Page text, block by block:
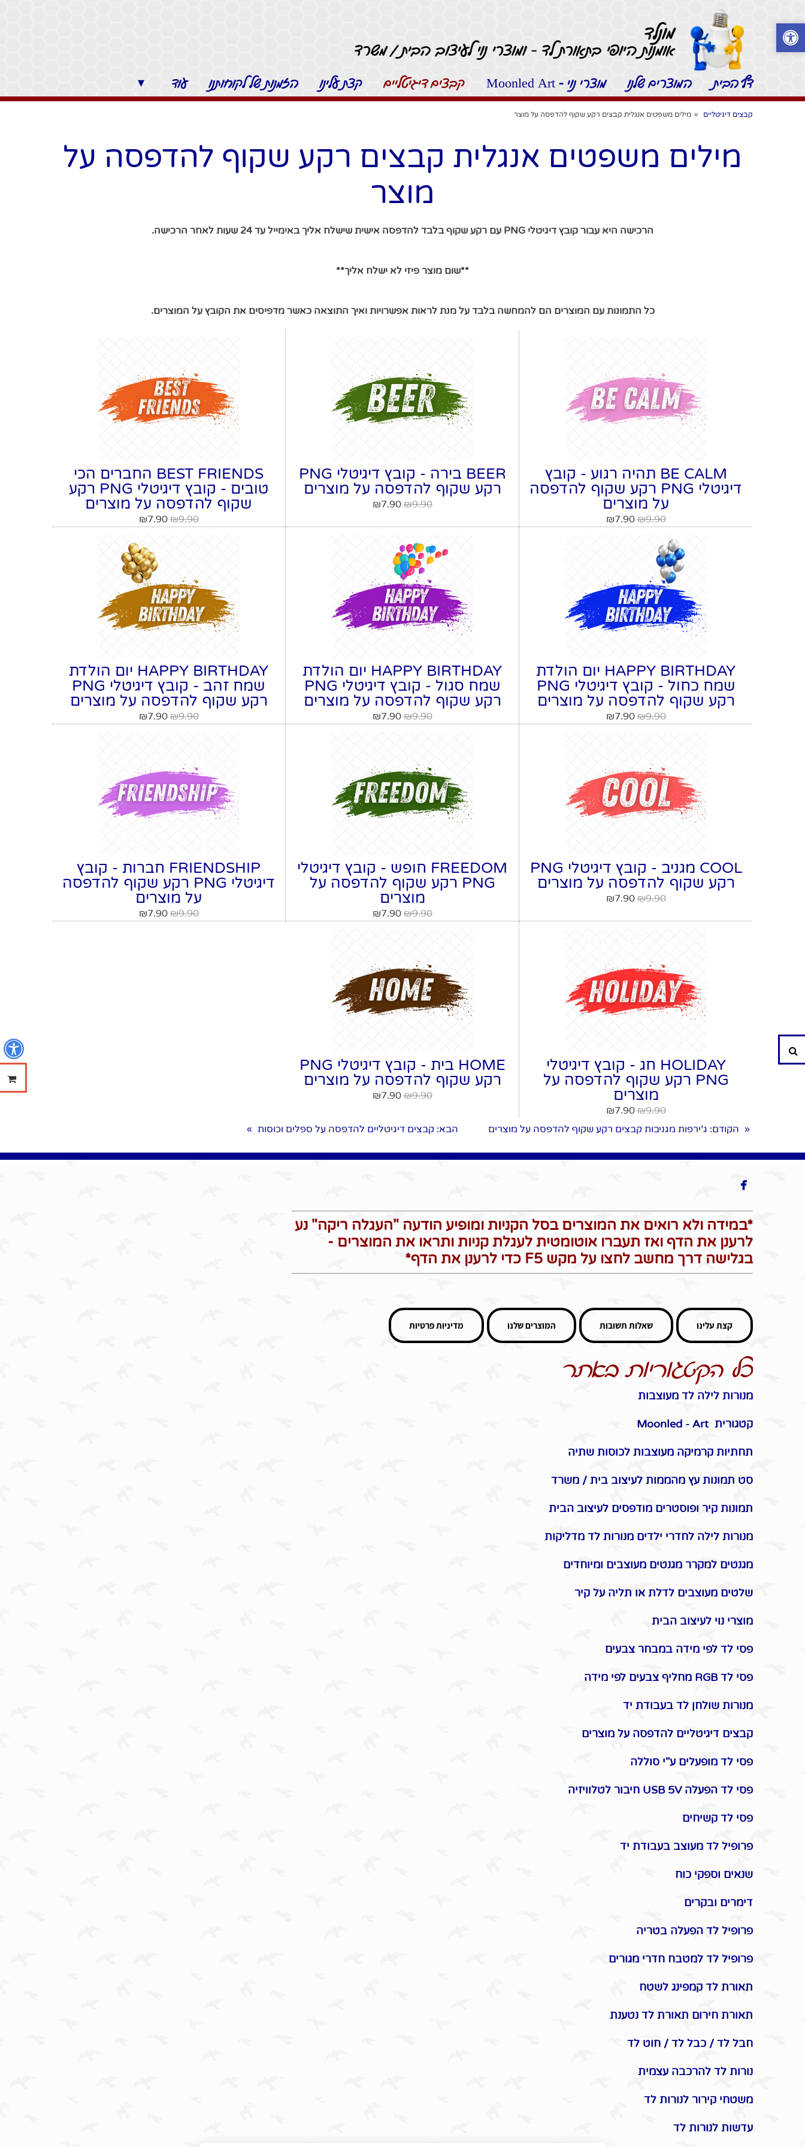
מונלד
אומנות היופי בתאורת לד - ומוצרי נוי לעיצוב הבית / משרד
דף הבית המוצרים שלנו מוצרי נוי - Moonled Art קבצים דיגיטליים קצת עלינו הזמנות של לקוחותנו עוד ▾
קבצים דיגיטליים » מילים משפטים אנגלית קבצים רקע שקוף להדפסה על מוצר
מילים משפטים אנגלית קבצים רקע שקוף להדפסה על
מוצר
הרכישה היא עבור קובץ דיגיטלי PNG עם רקע שקוף בלבד להדפסה אישית שישלח אליך באימייל עד 24 שעות לאחר הרכישה.
**שום מוצר פיזי לא ישלח אליך**
כל התמונות עם המוצרים הם להמחשה בלבד על מנת לראות אפשרויות ואיך התוצאה כאשר מדפיסים את הקובץ על המוצרים.
BE CALM תהיה רגוע - קובץ
דיגיטלי PNG רקע שקוף להדפסה
על מוצרים
₪9.90
₪7.90
BEER בירה - קובץ דיגיטלי PNG
רקע שקוף להדפסה על מוצרים
₪9.90
₪7.90
BEST FRIENDS החברים הכי
טובים - קובץ דיגיטלי PNG רקע
שקוף להדפסה על מוצרים
₪9.90
₪7.90
HAPPY BIRTHDAY יום הולדת
שמח כחול - קובץ דיגיטלי PNG
רקע שקוף להדפסה על מוצרים
₪9.90
₪7.90
HAPPY BIRTHDAY יום הולדת
שמח סגול - קובץ דיגיטלי PNG
רקע שקוף להדפסה על מוצרים
₪9.90
₪7.90
HAPPY BIRTHDAY יום הולדת
שמח זהב - קובץ דיגיטלי PNG
רקע שקוף להדפסה על מוצרים
₪9.90
₪7.90
COOL מגניב - קובץ דיגיטלי PNG
רקע שקוף להדפסה על מוצרים
₪9.90
₪7.90
FREEDOM חופש - קובץ דיגיטלי
PNG רקע שקוף להדפסה על
מוצרים
₪9.90
₪7.90
FRIENDSHIP חברות - קובץ
דיגיטלי PNG רקע שקוף להדפסה
על מוצרים
₪9.90
₪7.90
HOLIDAY חג - קובץ דיגיטלי
PNG רקע שקוף להדפסה על
מוצרים
₪9.90
₪7.90
HOME בית - קובץ דיגיטלי PNG
רקע שקוף להדפסה על מוצרים
₪9.90
₪7.90
« הקודם: ג'ירפות מגניבות קבצים רקע שקוף להדפסה על מוצרים הבא: קבצים דיגיטליים להדפסה על ספלים וכוסות »

*במידה ולא רואים את המוצרים בסל הקניות ומופיע הודעה "העגלה ריקה" נע
לרענן את הדף ואז תעברו אוטומטית לעגלת קניות ותראו את המוצרים -
בגלישה דרך מחשב לחצו על מקש F5 כדי לרענן את הדף*
קצת עלינו שאלות תשובות המוצרים שלנו מדיניות פרטיות
כל הקטגוריות באתר
מנורות לילה לד מעוצבות
קטגורית Moonled - Art
תחתיות קרמיקה מעוצבות לכוסות שתיה
סט תמונות עץ מהממות לעיצוב בית / משרד
תמונות קיר ופוסטרים מודפסים לעיצוב הבית
מנורות לילה לחדרי ילדים מנורות לד מדליקות
מגנטים למקרר מגנטים מעוצבים ומיוחדים
שלטים מעוצבים לדלת או תליה על קיר
מוצרי נוי לעיצוב הבית
פסי לד לפי מידה במבחר צבעים
פסי לד RGB מחליף צבעים לפי מידה
מנורות שולחן לד בעבודת יד
קבצים דיגיטליים להדפסה על מוצרים
פסי לד מופעלים ע"י סוללה
פסי לד הפעלה USB 5V חיבור לטלוויזיה
פסי לד קשיחים
פרופיל לד מעוצב בעבודת יד
שנאים וספקי כוח
דימרים ובקרים
פרופיל לד הפעלה בטריה
פרופיל לד למטבח חדרי מגורים
תאורת לד קמפינג לשטח
תאורת חירום תאורת לד נטענת
חבל לד / כבל לד / חוט לד
נורות לד להרכבה עצמית
משטחי קירור לנורות לד
עדשות לנורות לד